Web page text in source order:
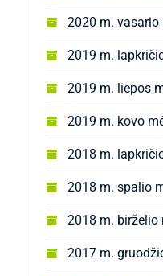
2020 m. vasario
2019 m.
2019 m. liepos
2019 m. kovo
2018 m.
2018 m. spalio
2018 m. birželio
2017 m.